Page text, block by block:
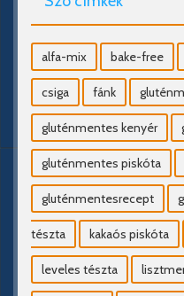
alfa-mix bake-free
csiga fánk
gluténmentes kenyér
gluténmentes piskóta
gluténmentesrecept
tészta kakaós piskóta
leveles tészta